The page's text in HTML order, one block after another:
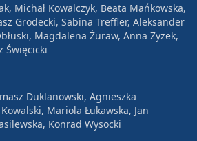
Michał Kowalczyk, Beata Mańkowska,
Grodecki, Sabina Treffler, Aleksander
Magdalena Żuraw, Anna Zyzek,
Święcicki
Duklanowski, Agnieszka
Mariola Łukawska, Jan
Konrad Wysocki